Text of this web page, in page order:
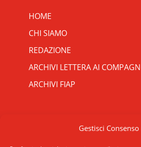
Gestisci Consenso
HOME
CHI SIAMO
REDAZIONE
ARCHIVI LETTERA AI
ARCHIVI FIAP
+A